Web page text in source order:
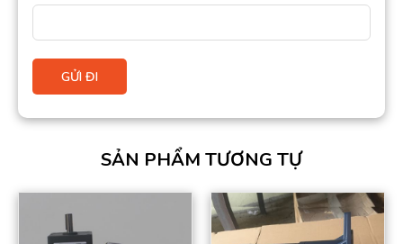
SẢN PHẨM TƯƠNG TỰ